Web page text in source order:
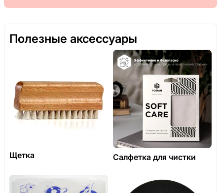
Полезные аксессуары
Щетка Салфетка для чистки